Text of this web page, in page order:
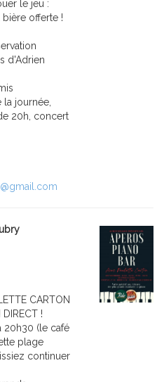
le jeu :
bière offerte !
d'Adrien
la journée,
20h, concert
CARTON
!
20h30 (le café
plage
continuer